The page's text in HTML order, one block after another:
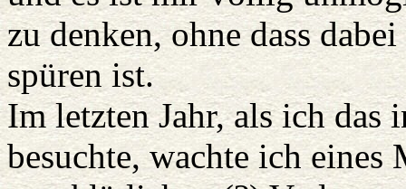
zu denken, ohne dass
spüren ist.
Im letzten Jahr, als ich
besuchte, wachte ich eines